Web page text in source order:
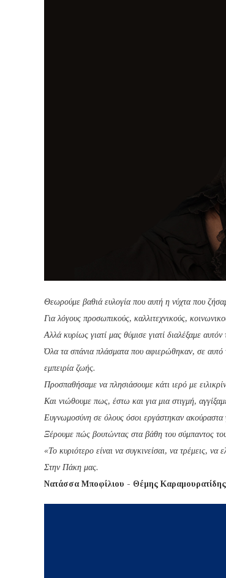
Θεωρούμε βαθιά ευλογία που αυτή η νύχτα που
Για λόγους προσωπικούς, καλλιτεχνικούς,
Αλλά κυρίως γιατί μας θύμισε γιατί διαλέξαμε
Όλα τα σπάνια πλάσματα που αφιερώθηκαν, σε αυτό
εμπειρία ζωής.
Προσπαθήσαμε να πλησιάσουμε κάτι ιερό με
Και νιώθουμε πως, έστω και για μια στιγμή,
Ευγνωμοσύνη σε όλους όσοι εργάστηκαν ακούραστα
Ξέρουμε πώς βουτώντας στα βάθη του σύμπαντος
«Το κυριότερο είναι να συγκινείσαι, να τρέμεις,
Στην Πάκη μας.
Νατάσσα Μποφίλιου - Θέμης Καραμουρατίδης